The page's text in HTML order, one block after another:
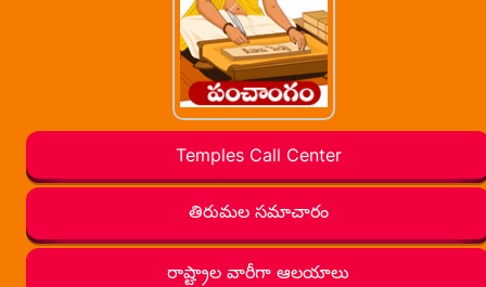
Temples Call Center
తిరుమల సమాచారం
రాష్ట్రాల వారీగా ఆలయాలు